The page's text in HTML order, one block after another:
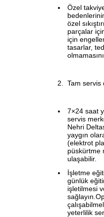
Özel
özel
parçalar
için
tasarlar,
Tam servis
7×24 saat
servis
Nehri
yaygın
(elektrot
püskürtme
ulaşabilir.
İşletme
günlük
işletilmesi
yeterlilik